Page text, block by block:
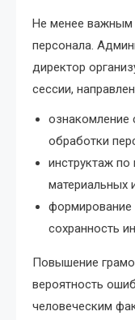
Не менее важным
персонала.
директор
сессии,
ознакомление
обработки
инструктаж по
материальных
формирование
сохранность
Повышение
вероятность
человеческим